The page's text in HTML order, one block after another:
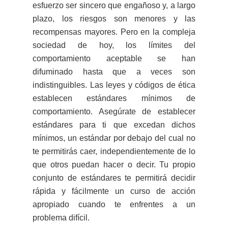
esfuerzo ser sincero que engañoso y, a largo
plazo, los riesgos son menores y las
recompensas mayores. Pero en la compleja
sociedad de hoy, los límites del
comportamiento aceptable se han
difuminado hasta que a veces son
indistinguibles. Las leyes y códigos de ética
establecen estándares mínimos de
comportamiento. Asegúrate de establecer
estándares para ti que excedan dichos
mínimos, un estándar por debajo del cual no
te permitirás caer, independientemente de lo
que otros puedan hacer o decir. Tu propio
conjunto de estándares te permitirá decidir
rápida y fácilmente un curso de acción
apropiado cuando te enfrentes a un
problema difícil.